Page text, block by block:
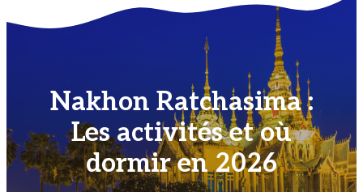
Nakhon Ratchasima :
Les activités et où
dormir en 2026